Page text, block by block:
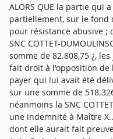
ALORS QUE la partie qui
partiellement, sur le fond
pour résistance abusive ;
SNC COTTET-
somme de 82.808,75 ¿,
fait droit à l'opposition de
payer qui lui avait été
sur une somme de
néanmoins la SNC
une indemnité à Maître
dont elle aurait fait